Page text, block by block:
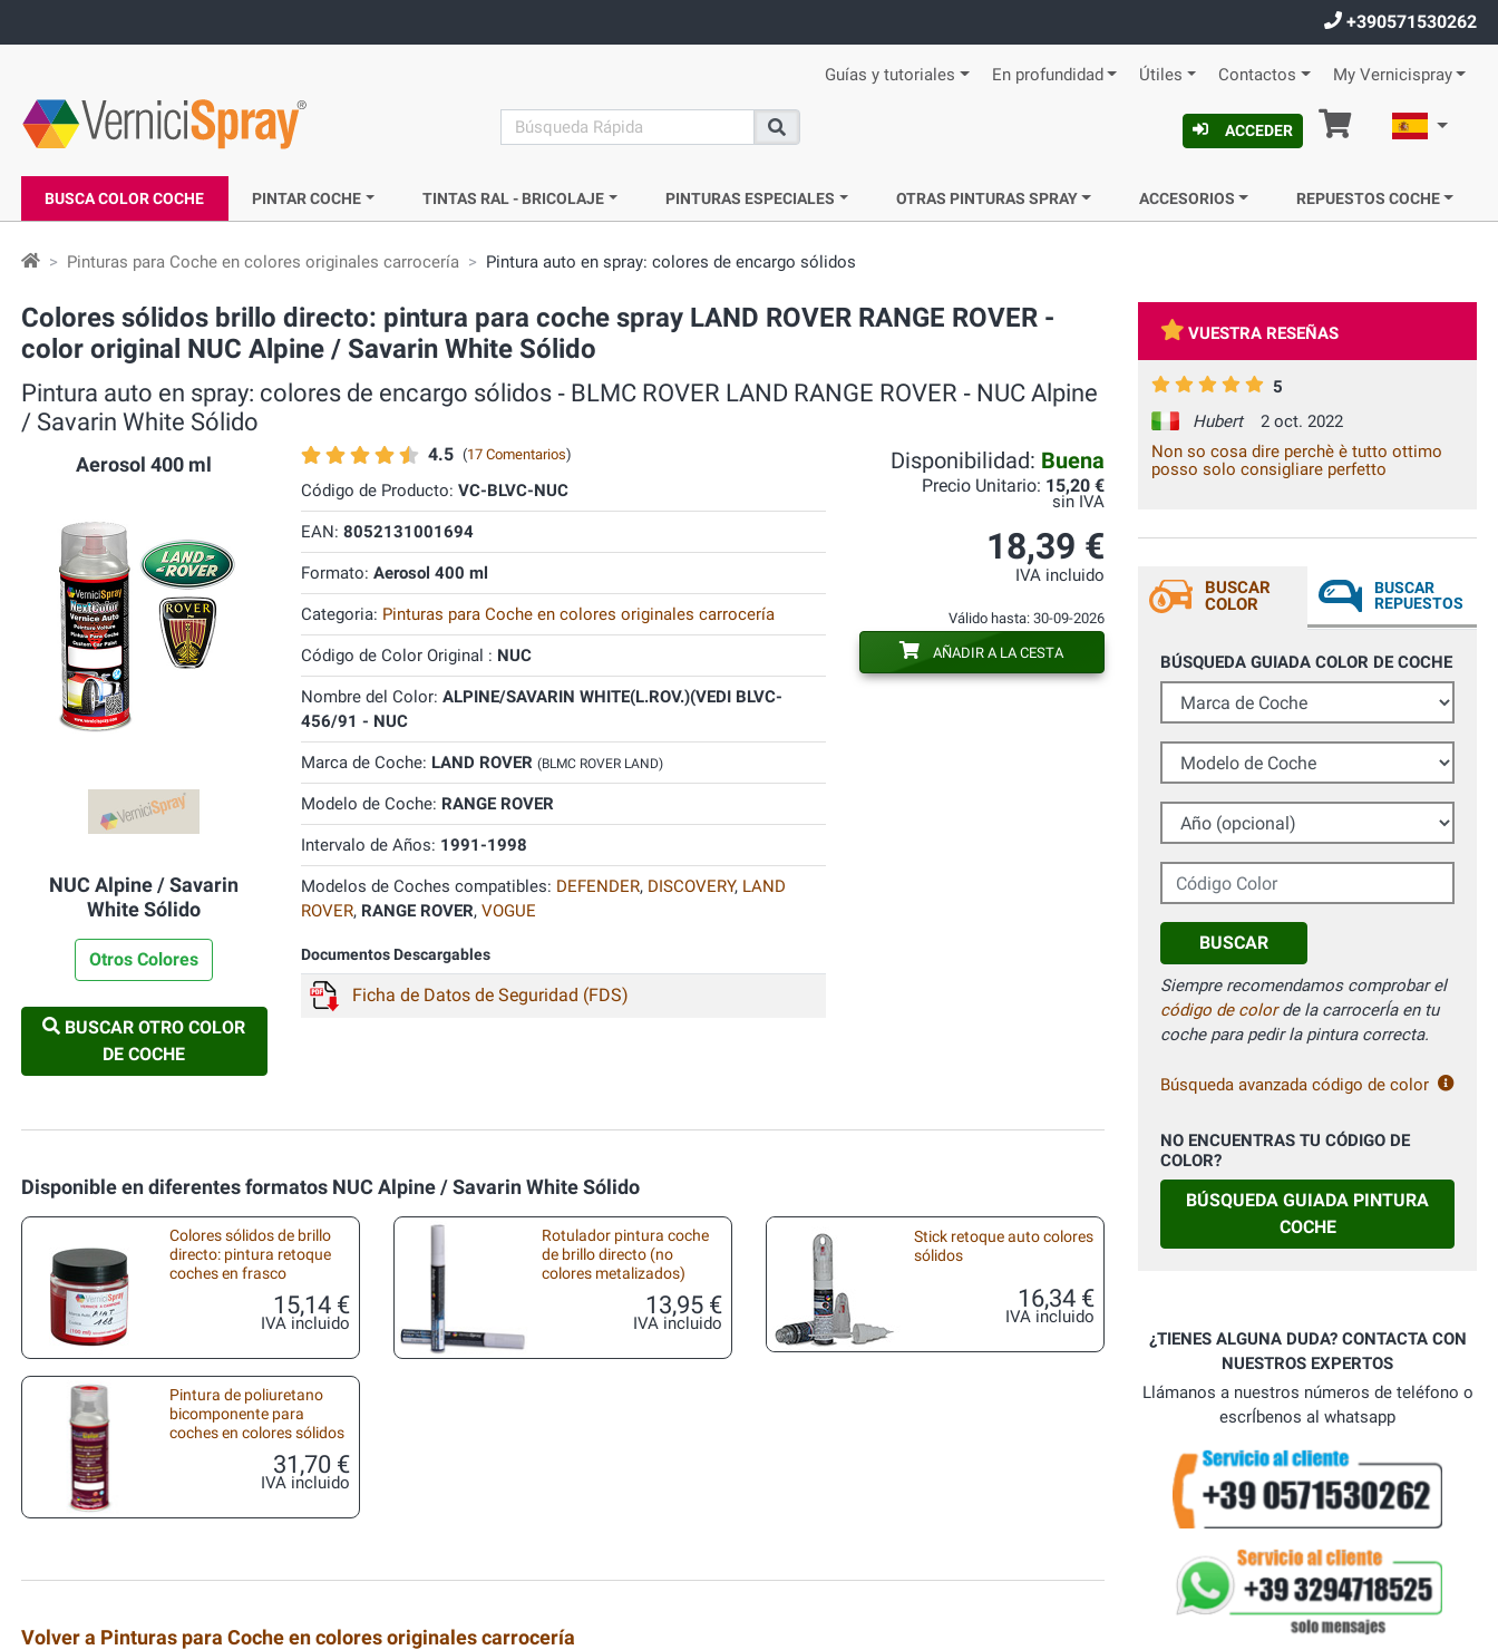
+390571530262
Guías y tutoriales En profundidad Útiles Contactos My Vernicispray
search
Buscar
ACCEDER Cesta Español
BUSCA COLOR COCHE PINTAR COCHE TINTAS RAL - BRICOLAJE PINTURAS ESPECIALES OTRAS PINTURAS SPRAY ACCESORIOS REPUESTOS COCHE
Pinturas para Coche en colores originales carrocería Pintura auto en spray: colores de encargo sólidos
Colores sólidos brillo directo: pintura para coche spray LAND ROVER RANGE ROVER -
color original NUC Alpine / Savarin White Sólido
Pintura auto en spray: colores de encargo sólidos ‐ BLMC ROVER LAND RANGE ROVER ‐ NUC Alpine
/ Savarin White Sólido
Aerosol 400 ml
NUC Alpine / Savarin
White Sólido
Otros Colores
BUSCAR OTRO COLOR
DE COCHE
4.5 (17 Comentarios)
Código de Producto: VC-BLVC-NUC
EAN: 8052131001694
Formato: Aerosol 400 ml
Categoria: Pinturas para Coche en colores originales carrocería
Código de Color Original : NUC
Nombre del Color: ALPINE/SAVARIN WHITE(L.ROV.)(VEDI BLVC-
456/91 - NUC
Marca de Coche: LAND ROVER (BLMC ROVER LAND)
Modelo de Coche: RANGE ROVER
Intervalo de Años: 1991-1998
Modelos de Coches compatibles: DEFENDER, DISCOVERY, LAND
ROVER, RANGE ROVER, VOGUE
Documentos Descargables
Ficha de Datos de Seguridad (FDS)
Disponibilidad: Buena
Precio Unitario: 15,20 €
sin IVA
18,39 €
IVA incluido
Válido hasta: 30-09-2026
AÑADIR A LA CESTA
Disponible en diferentes formatos NUC Alpine / Savarin White Sólido
Colores sólidos de brillo
directo: pintura retoque
coches en frasco
15,14 €
IVA incluido
Rotulador pintura coche
de brillo directo (no
colores metalizados)
13,95 €
IVA incluido
Stick retoque auto colores
sólidos
16,34 €
IVA incluido
Pintura de poliuretano
bicomponente para
coches en colores sólidos
31,70 €
IVA incluido
Volver a Pinturas para Coche en colores originales carrocería
VUESTRA RESEÑAS
5
Hubert
2 oct. 2022
Non so cosa dire perchè è tutto ottimo
posso solo consigliare perfetto
BUSCAR
COLOR
BUSCAR
REPUESTOS
BÚSQUEDA GUIADA COLOR DE COCHE
Marca de Coche
Modelo de Coche
Año (opcional)
Código Color
BUSCAR
Siempre recomendamos comprobar el
código de colorde la carrocerÍa en tu
coche para pedir la pintura correcta.
Búsqueda avanzada código de color
NO ENCUENTRAS TU CÓDIGO DE
COLOR?
BÚSQUEDA GUIADA PINTURA
COCHE
¿TIENES ALGUNA DUDA? CONTACTA CON
NUESTROS EXPERTOS
Llámanos a nuestros números de teléfono o
escrÍbenos al whatsapp